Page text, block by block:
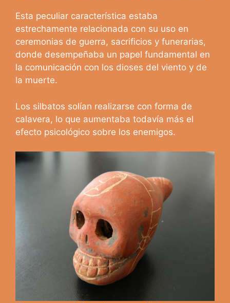
Esta peculiar característica estaba
estrechamente relacionada con su uso en
ceremonias de guerra, sacrificios y funerarias,
donde desempeñaba un papel fundamental en
la comunicación con los dioses del viento y de
la muerte.
Los silbatos solían realizarse con forma de
calavera, lo que aumentaba todavía más el
efecto psicológico sobre los enemigos.